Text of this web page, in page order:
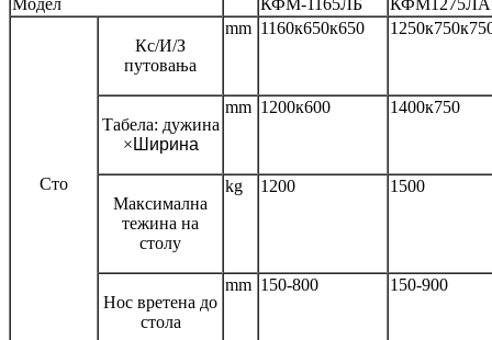
Модел КФМ-1165ЛБ КФМ1275ЛА
Сто
Кс/И/З
путовања
mm 1160к650к650
Табела: дужина
×Ширина
mm 1200к600 1400к750
Максимална
тежина на
столу
kg 1200 1500
Нос вретена до
стола
mm 150-800 150-900